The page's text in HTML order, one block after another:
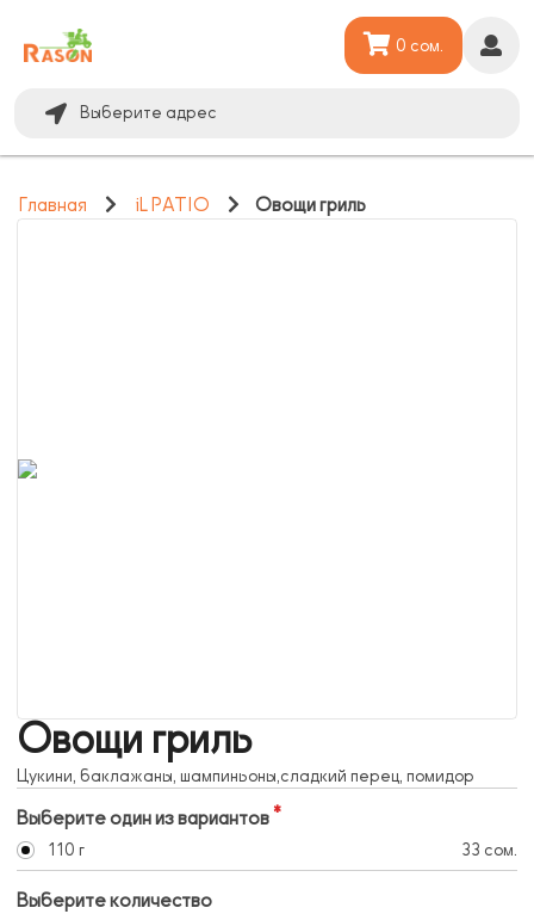
Выберите адрес
0 сом.
Главная iL PATIO Овощи гриль
Овощи гриль
Цукини, баклажаны, шампиньоны,сладкий перец, помидор
Выберите один из вариантов
110 г 33 сом.
Выберите количество